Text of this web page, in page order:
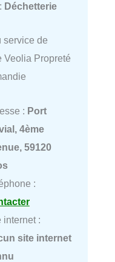
Déchetterie
service de
Veolia Propreté
: Port
4ème
59120
:
internet :
site internet